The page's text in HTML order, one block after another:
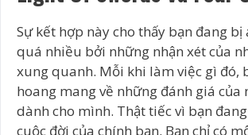
Sự kết hợp này cho thấy bạn đang bị
quá nhiều bởi những nhận xét của
xung quanh. Mỗi khi làm việc gì đó,
hoang mang về những đánh giá của
dành cho mình. Thật tiếc vì bạn
cuộc đời của chính bạn. Bạn chỉ có